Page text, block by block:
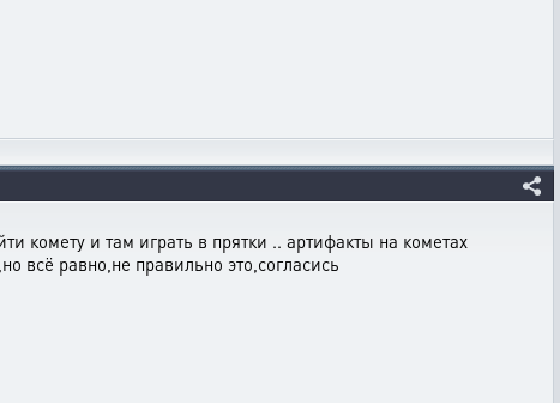
комету и там играть в прятки .. артифакты на кометах
всё равно,не правильно это,согласись